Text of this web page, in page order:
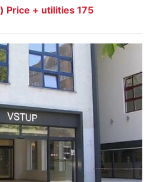
Price + utilities 175